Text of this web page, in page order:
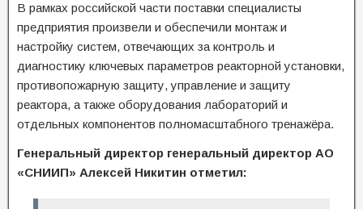
В рамках российской части поставки специалисты
предприятия произвели и обеспечили монтаж и
настройку систем, отвечающих за контроль и
диагностику ключевых параметров реакторной установки,
противопожарную защиту, управление и защиту
реактора, а также оборудования лабораторий и
отдельных компонентов полномасштабного тренажёра.
Генеральный директор генеральный директор АО
«СНИИП» Алексей Никитин отметил: